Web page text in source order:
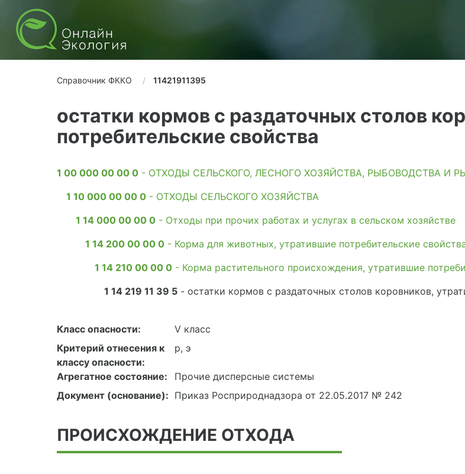
Справочник ФККО 11421911395
остатки кормов с раздаточных столов
потребительские свойства
1 00 000 00 00 0 - ОТХОДЫ СЕЛЬСКОГО, ЛЕСНОГО ХОЗЯЙСТВА, РЫБОВОДСТВА И
1 10 000 00 00 0 - ОТХОДЫ СЕЛЬСКОГО ХОЗЯЙСТВА
1 14 000 00 00 0 - Отходы при прочих работах и услугах в сельском хозяйстве
1 14 200 00 00 0 - Корма для животных, утратившие потребительские
1 14 210 00 00 0 - Корма растительного происхождения, утратившие
1 14 219 11 39 5 - остатки кормов с раздаточных столов коровников,
Класс опасности:
V класс
Критерий отнесения к
классу опасности:
р, э
Агрегатное состояние:
Прочие дисперсные системы
Документ (основание): Приказ Росприроднадзора от 22.05.2017 № 242
ПРОИСХОЖДЕНИЕ ОТХОДА